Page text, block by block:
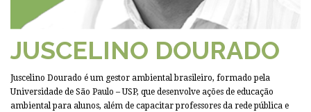
JUSCELINO DOURADO
Juscelino Dourado é um gestor ambiental brasileiro, formado pela
Universidade de São Paulo – USP, que desenvolve ações de educação
ambiental para alunos, além de capacitar professores da rede pública e